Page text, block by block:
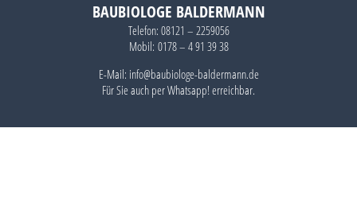
BAUBIOLOGE BALDERMANN
Telefon: 08121 – 2259056
Mobil: 0178 – 4 91 39 38
E-Mail: info@baubiologe-baldermann.de
Für Sie auch perWhatsapp!erreichbar.